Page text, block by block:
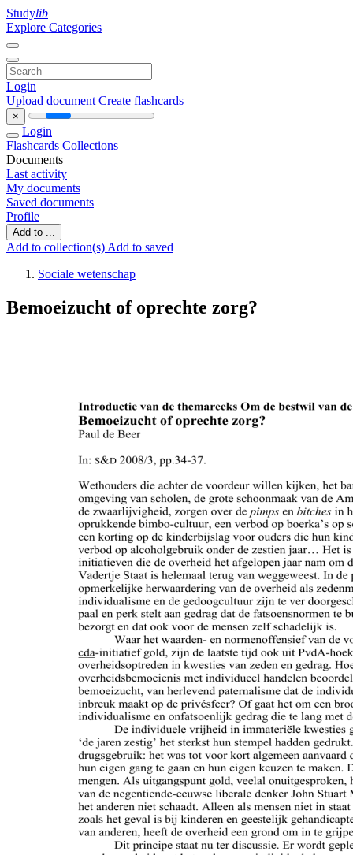
Studylib
Explore Categories
Login
Upload document Create flashcards
×
Login
Flashcards Collections
Documents
Last activity
My documents
Saved documents
Profile
Add to ...
Add to collection(s) Add to saved
Sociale wetenschap
Bemoeizucht of oprechte zorg?